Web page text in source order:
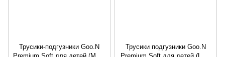
Трусики-подгузники Goo.N
Трусики подгузники Goo.N